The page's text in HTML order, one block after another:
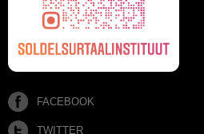
FACEBOOK
TWITTER